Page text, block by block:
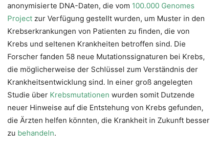
anonymisierte DNA-Daten, die vom 100.000 Genomes
Project zur Verfügung gestellt wurden, um Muster in den
Krebserkrankungen von Patienten zu finden, die von
Krebs und seltenen Krankheiten betroffen sind. Die
Forscher fanden 58 neue Mutationssignaturen bei Krebs,
die möglicherweise der Schlüssel zum Verständnis der
Krankheitsentwicklung sind. In einer groß angelegten
Studie über Krebsmutationen wurden somit Dutzende
neuer Hinweise auf die Entstehung von Krebs gefunden,
die Ärzten helfen könnten, die Krankheit in Zukunft besser
zu behandeln.